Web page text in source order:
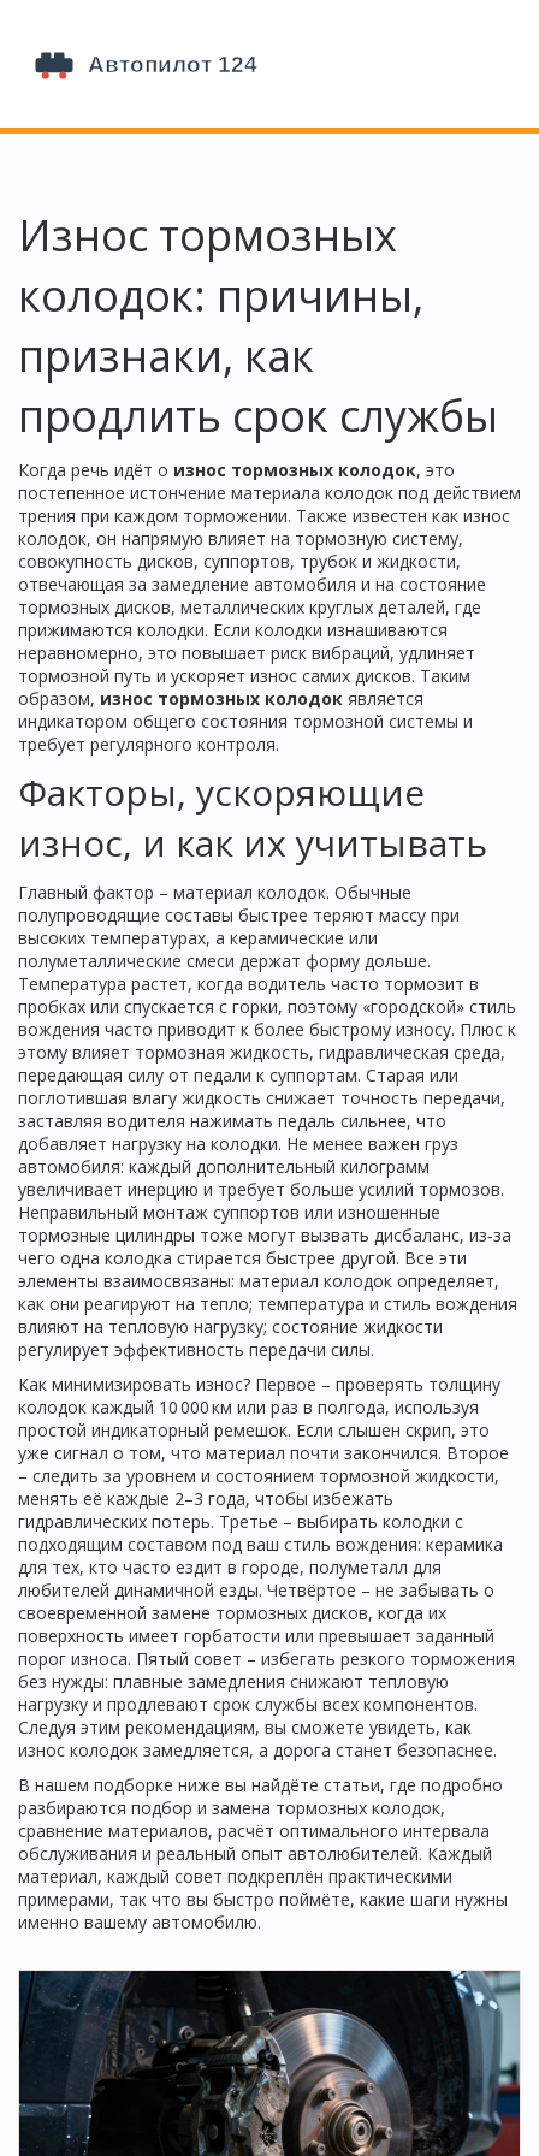
Износ тормозных
колодок: причины,
признаки, как
продлить срок службы
Когда речь идёт о износ тормозных колодок, это
постепенное истончение материала колодок под действием
трения при каждом торможении. Также известен как износ
колодок, он напрямую влияет на тормозную систему,
совокупность дисков, суппортов, трубок и жидкости,
отвечающая за замедление автомобиля и на состояние
тормозных дисков, металлических круглых деталей, где
прижимаются колодки. Если колодки изнашиваются
неравномерно, это повышает риск вибраций, удлиняет
тормозной путь и ускоряет износ самих дисков. Таким
образом, износ тормозных колодок является
индикатором общего состояния тормозной системы и
требует регулярного контроля.
Факторы, ускоряющие
износ, и как их учитывать
Главный фактор – материал колодок. Обычные
полупроводящие составы быстрее теряют массу при
высоких температурах, а керамические или
полуметаллические смеси держат форму дольше.
Температура растет, когда водитель часто тормозит в
пробках или спускается с горки, поэтому «городской» стиль
вождения часто приводит к более быстрому износу. Плюс к
этому влияет тормозная жидкость, гидравлическая среда,
передающая силу от педали к суппортам. Старая или
поглотившая влагу жидкость снижает точность передачи,
заставляя водителя нажимать педаль сильнее, что
добавляет нагрузку на колодки. Не менее важен груз
автомобиля: каждый дополнительный килограмм
увеличивает инерцию и требует больше усилий тормозов.
Неправильный монтаж суппортов или изношенные
тормозные цилиндры тоже могут вызвать дисбаланс, из‑за
чего одна колодка стирается быстрее другой. Все эти
элементы взаимосвязаны: материал колодок определяет,
как они реагируют на тепло; температура и стиль вождения
влияют на тепловую нагрузку; состояние жидкости
регулирует эффективность передачи силы.
Как минимизировать износ? Первое – проверять толщину
колодок каждый 10 000 км или раз в полгода, используя
простой индикаторный ремешок. Если слышен скрип, это
уже сигнал о том, что материал почти закончился. Второе
– следить за уровнем и состоянием тормозной жидкости,
менять её каждые 2–3 года, чтобы избежать
гидравлических потерь. Третье – выбирать колодки с
подходящим составом под ваш стиль вождения: керамика
для тех, кто часто ездит в городе, полуметалл для
любителей динамичной езды. Четвёртое – не забывать о
своевременной замене тормозных дисков, когда их
поверхность имеет горбатости или превышает заданный
порог износа. Пятый совет – избегать резкого торможения
без нужды: плавные замедления снижают тепловую
нагрузку и продлевают срок службы всех компонентов.
Следуя этим рекомендациям, вы сможете увидеть, как
износ колодок замедляется, а дорога станет безопаснее.
В нашем подборке ниже вы найдёте статьи, где подробно
разбираются подбор и замена тормозных колодок,
сравнение материалов, расчёт оптимального интервала
обслуживания и реальный опыт автолюбителей. Каждый
материал, каждый совет подкреплён практическими
примерами, так что вы быстро поймёте, какие шаги нужны
именно вашему автомобилю.